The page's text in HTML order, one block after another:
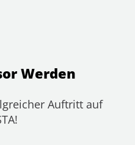
Werden
Auftritt auf